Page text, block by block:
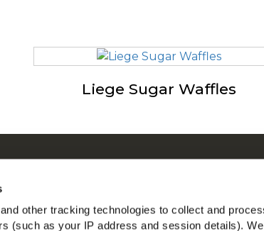
other tracking technologies to collect and
(such as your IP address and session details).
Liege Sugar Waffles
ons
by Our Roots
vragen